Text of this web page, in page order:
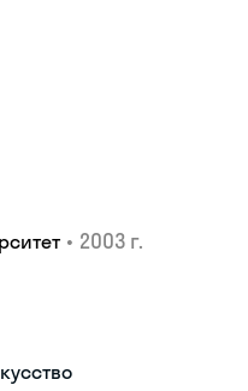
• 2003 г.